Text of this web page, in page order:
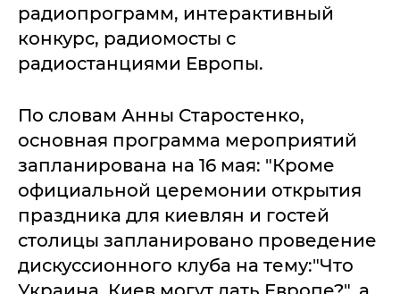
радиопрограмм, интерактивный
конкурс, радиомосты с
радиостанциями Европы.
По словам Анны Старостенко,
основная программа мероприятий
запланирована на 16 мая: "Кроме
официальной церемонии открытия
праздника для киевлян и гостей
столицы запланировано проведение
дискуссионного клуба на тему:"Что